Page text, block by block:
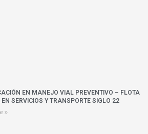
EN MANEJO VIAL PREVENTIVO – FLOTA
SERVICIOS Y TRANSPORTE SIGLO 22
»